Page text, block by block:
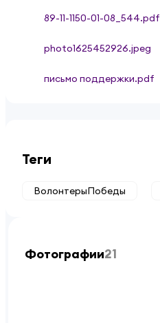
89-11-1150-01-08_544.pdf
photo1625452926.jpeg
письмо поддержки.pdf
Теги
ВолонтерыПобеды
Фотографии21